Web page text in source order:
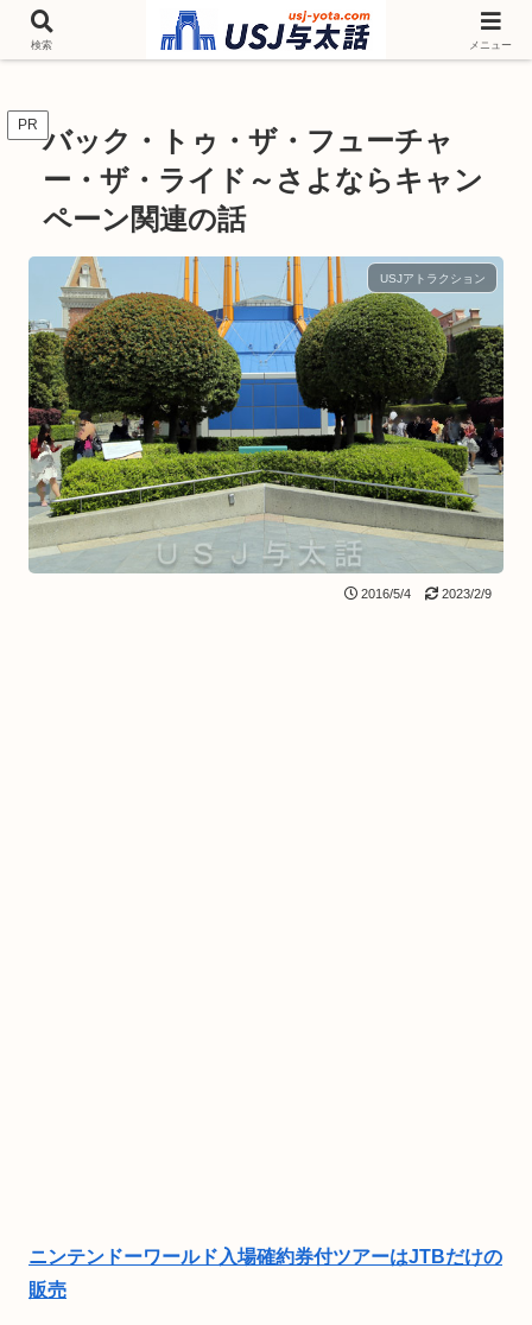
チケットやシーズンイベント ニンテンドーワールド アトラクションなどユニ
バを歩いて情報収集しています
PR バック・トゥ・ザ・フューチャ
ー・ザ・ライド～さよならキャン
ペーン関連の話
USJアトラクション
2016/5/4 2023/2/9
ニンテンドーワールド入場確約券付ツアーはJTBだけの
販売
検索 メニュー